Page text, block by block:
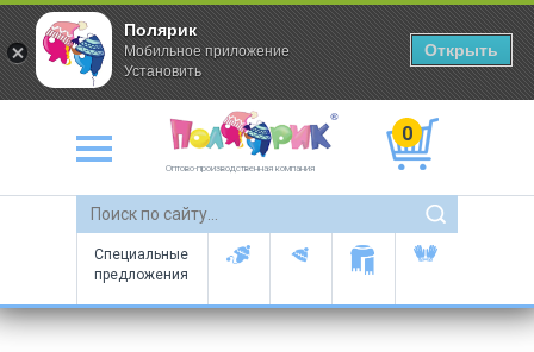
Оптово-производственная компания
0
Специальные
предложения
Полярик
Мобильное приложение
Установить
Открыть